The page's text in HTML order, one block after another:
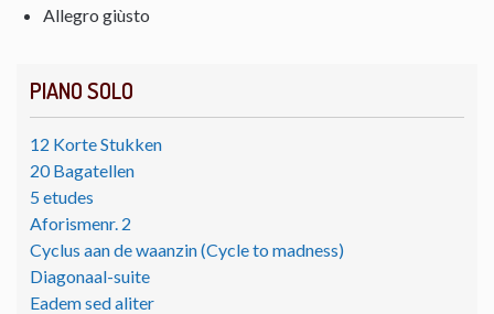
PIANO SOLO
12 Korte Stukken
20 Bagatellen
5 etudes
Aforismenr. 2
Cyclus aan de waanzin (Cycle to madness)
Diagonaal-suite
Eadem sed aliter
Allegro giùsto